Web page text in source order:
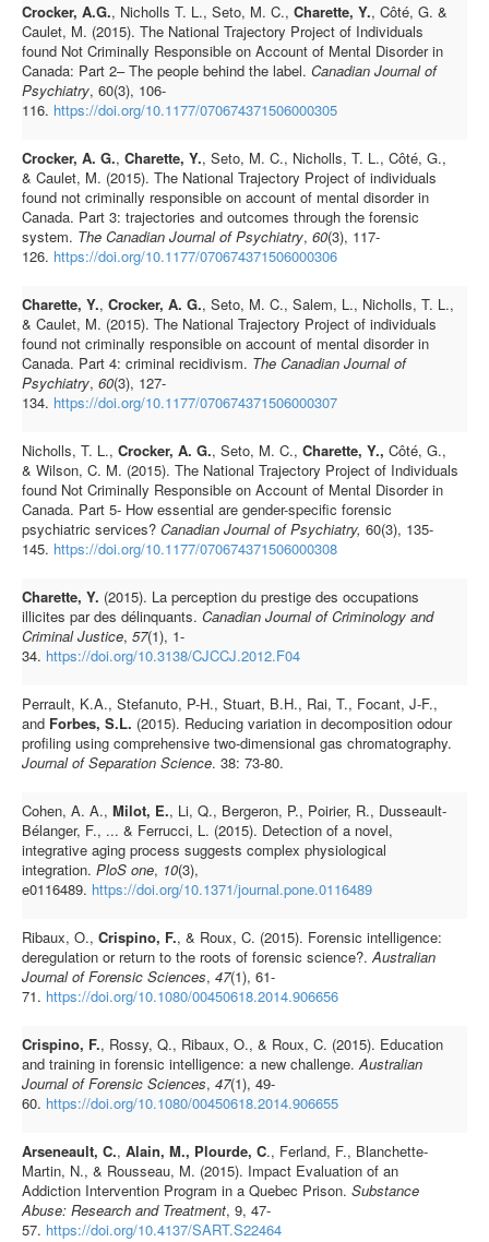
Crocker, A.G., Nicholls T. L., Seto, M. C., Charette, Y., Côté, G. &
Caulet, M. (2015). The National Trajectory Project of Individuals
found Not Criminally Responsible on Account of Mental Disorder in
Canada: Part 2– The people behind the label. Canadian Journal of
Psychiatry, 60(3), 106-
116. https://doi.org/10.1177/070674371506000305
Crocker, A. G., Charette, Y., Seto, M. C., Nicholls, T. L., Côté, G.,
& Caulet, M. (2015). The National Trajectory Project of individuals
found not criminally responsible on account of mental disorder in
Canada. Part 3: trajectories and outcomes through the forensic
system. The Canadian Journal of Psychiatry, 60(3), 117-
126. https://doi.org/10.1177/070674371506000306
Charette, Y., Crocker, A. G., Seto, M. C., Salem, L., Nicholls, T. L.,
& Caulet, M. (2015). The National Trajectory Project of individuals
found not criminally responsible on account of mental disorder in
Canada. Part 4: criminal recidivism. The Canadian Journal of
Psychiatry, 60(3), 127-
134. https://doi.org/10.1177/070674371506000307
Nicholls, T. L., Crocker, A. G., Seto, M. C., Charette, Y., Côté, G.,
& Wilson, C. M. (2015). The National Trajectory Project of Individuals
found Not Criminally Responsible on Account of Mental Disorder in
Canada. Part 5- How essential are gender-specific forensic
psychiatric services? Canadian Journal of Psychiatry, 60(3), 135-
145. https://doi.org/10.1177/070674371506000308
Charette, Y. (2015). La perception du prestige des occupations
illicites par des délinquants. Canadian Journal of Criminology and
Criminal Justice, 57(1), 1-
34. https://doi.org/10.3138/CJCCJ.2012.F04
Perrault, K.A., Stefanuto, P-H., Stuart, B.H., Rai, T., Focant, J-F.,
and Forbes, S.L. (2015). Reducing variation in decomposition odour
profiling using comprehensive two-dimensional gas chromatography.
Journal of Separation Science. 38: 73-80.
Cohen, A. A., Milot, E., Li, Q., Bergeron, P., Poirier, R., Dusseault-
Bélanger, F., ... & Ferrucci, L. (2015). Detection of a novel,
integrative aging process suggests complex physiological
integration. PloS one, 10(3),
e0116489. https://doi.org/10.1371/journal.pone.0116489
Ribaux, O., Crispino, F., & Roux, C. (2015). Forensic intelligence:
deregulation or return to the roots of forensic science?.Australian
Journal of Forensic Sciences, 47(1), 61-
71. https://doi.org/10.1080/00450618.2014.906656
Crispino, F., Rossy, Q., Ribaux, O., & Roux, C. (2015). Education
and training in forensic intelligence: a new challenge.Australian
Journal of Forensic Sciences, 47(1), 49-
60. https://doi.org/10.1080/00450618.2014.906655
Arseneault, C., Alain, M., Plourde, C., Ferland, F., Blanchette-
Martin, N., & Rousseau, M. (2015). Impact Evaluation of an
Addiction Intervention Program in a Quebec Prison. Substance
Abuse: Research and Treatment, 9, 47-
57. https://doi.org/10.4137/SART.S22464